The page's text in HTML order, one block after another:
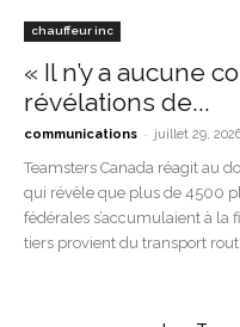
chauffeur inc
« Il n’y a aucune
révélations de...
communications - juillet 29,
Teamsters Canada réagit au
qui révèle que plus de 4500
fédérales s’accumulaient à
tiers provient du transport